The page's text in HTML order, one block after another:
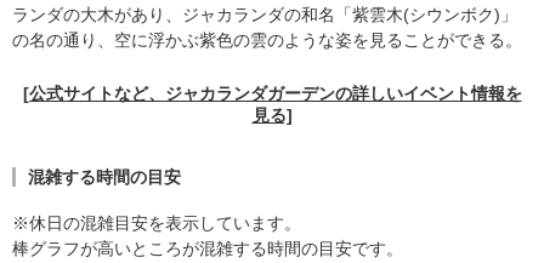
ランダの大木があり、ジャカランダの和名「紫雲木(シウンボク)」
の名の通り、空に浮かぶ紫色の雲のような姿を見ることができる。
[公式サイトなど、ジャカランダガーデンの詳しいイベント情報を
見る]
混雑する時間の目安
※休日の混雑目安を表示しています。
棒グラフが高いところが混雑する時間の目安です。